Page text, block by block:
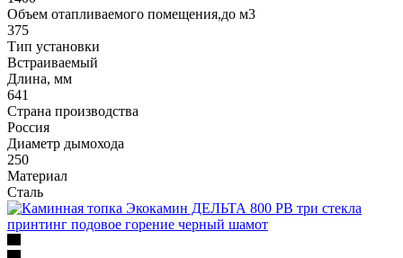
Объем отапливаемого помещения,до м3
375
Тип установки
Встраиваемый
Длина, мм
641
Страна производства
Россия
Диаметр дымохода
250
Материал
Сталь